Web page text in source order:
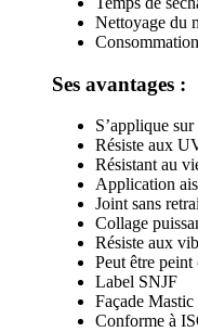
Nettoyage du
Ses avantages :
S’applique
Résiste aux
Résistant au
Application
Joint sans
Collage
Résiste aux
Peut être peint
Label SNJF
Façade
Conforme à